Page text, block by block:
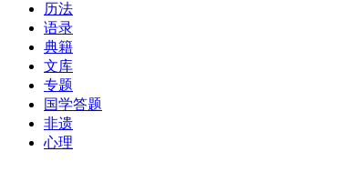
历法
语录
典籍
文库
专题
国学答题
非遗
心理